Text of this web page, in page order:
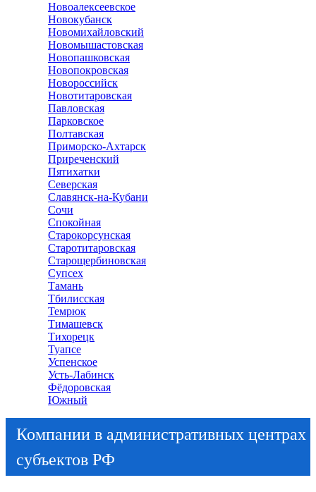
Новоалексеевское
Новокубанск
Новомихайловский
Новомышастовская
Новопашковская
Новопокровская
Новороссийск
Новотитаровская
Павловская
Парковское
Полтавская
Приморско-Ахтарск
Приреченский
Пятихатки
Северская
Славянск-на-Кубани
Сочи
Спокойная
Старокорсунская
Старотитаровская
Старощербиновская
Супсех
Тамань
Тбилисская
Темрюк
Тимашевск
Тихорецк
Туапсе
Успенское
Усть-Лабинск
Фёдоровская
Южный
Компании в административных центрах
субъектов РФ